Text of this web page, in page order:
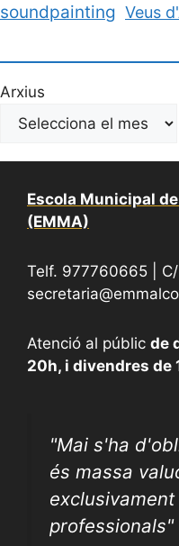
soundpainting Veus
Arxius
Escola Municipal
(EMMA)
Telf. 977760665 | C/
Atenció al públic de
20h, i divendres de
"Mai s'ha
és massa
professionals"